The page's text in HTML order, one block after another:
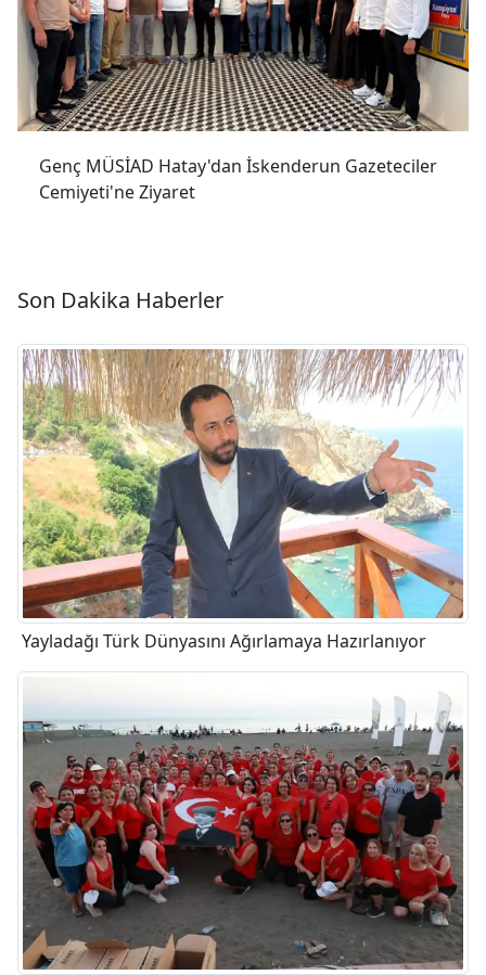
Genç MÜSİAD Hatay'dan İskenderun Gazeteciler
Cemiyeti'ne Ziyaret
Son Dakika Haberler
Yayladağı Türk Dünyasını Ağırlamaya Hazırlanıyor